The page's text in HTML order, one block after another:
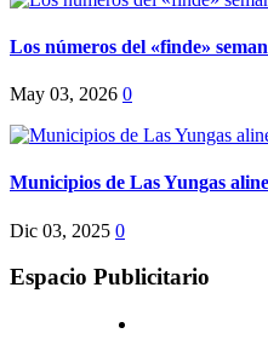
Los números del «finde»
May 03, 2026 0
Municipios de Las Yungas
Dic 03, 2025 0
Espacio Publicitario